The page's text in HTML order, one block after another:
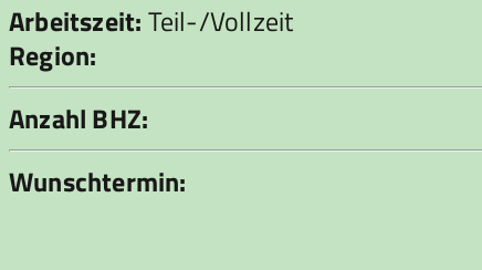
Arbeitszeit:Teil-/Vollzeit
Region:
Anzahl BHZ:
Wunschtermin: